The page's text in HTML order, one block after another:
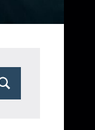
Suchen